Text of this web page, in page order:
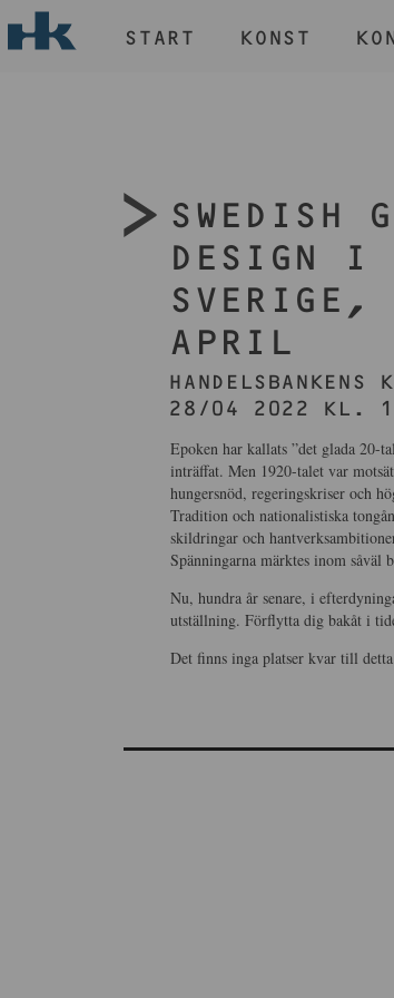
START KONST
EVENEMANG
OM
MEDLEM
SWEDISH
DESIGN I
SVERIGE,
APRIL
HANDELSBANKENS
28/04 2022 KL.
Epoken har kallats ”det glada 20-
inträffat. Men 1920-talet var
hungersnöd, regeringskriser och
Tradition och nationalistiska
skildringar och
Spänningarna märktes inom
Nu, hundra år senare, i
utställning. Förflytta dig bakåt i
Det finns inga platser kvar till detta